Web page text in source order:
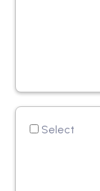
Select